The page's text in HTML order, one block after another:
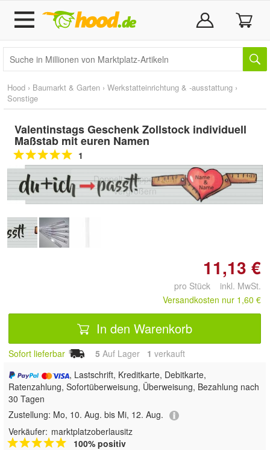
Hood › Baumarkt & Garten › Werkstatteinrichtung & -ausstattung ›
Sonstige
Valentinstags Geschenk Zollstock individuell
Maßstab mit euren Namen
1
Doppelt antippen zum
vergrößern
11,13 €
pro Stück inkl. MwSt.
Versandkosten nur 1,60 €
In den Warenkorb
Sofort lieferbar 5 Auf Lager 1 verkauft
, Lastschrift, Kreditkarte, Debitkarte,
Ratenzahlung, Sofortüberweisung, Überweisung, Bezahlung nach
30 Tagen
Zustellung: Mo, 10. Aug. bis Mi, 12. Aug.
Verkäufer: marktplatzoberlausitz
100% positiv